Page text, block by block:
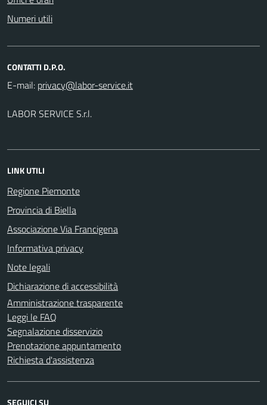
Numeri utili
CONTATTI D.P.O.
E-mail:
LABOR SERVICE S.r.l.
LINK UTILI
Regione Piemonte
Provincia di Biella
Associazione Via Francigena
Informativa privacy
Note legali
Dichiarazione di accessibilità
Amministrazione trasparente
Leggi le FAQ
Segnalazione disservizio
Prenotazione appuntamento
Richiesta d'assistenza
SEGUICI SU